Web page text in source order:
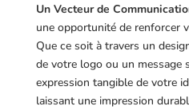
Un Vecteur de
une opportunité de renforcer
Que ce soit à travers un
de votre logo ou un message
expression tangible de votre
laissant une impression